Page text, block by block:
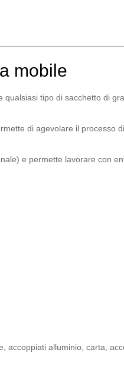
mobile
tipo di sacchetto di
di agevolare il processo
e permette lavorare con
accoppiati alluminio, carta,